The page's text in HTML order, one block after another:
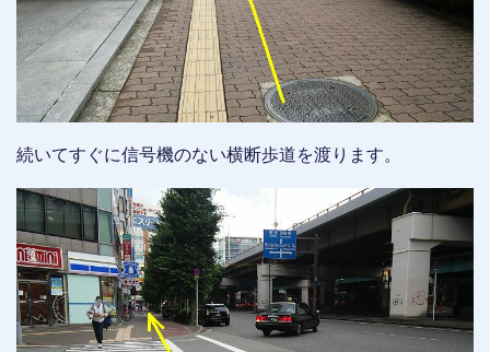
続いてすぐに信号機のない横断歩道を渡ります。